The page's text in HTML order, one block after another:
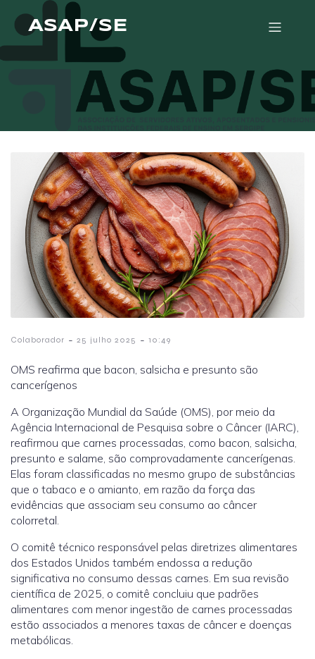
ASAP/SE
Colaborador - 25 julho 2025 - 10:49
OMS reafirma que bacon, salsicha e presunto são
cancerígenos
A Organização Mundial da Saúde (OMS), por meio da
Agência Internacional de Pesquisa sobre o Câncer (IARC),
reafirmou que carnes processadas, como bacon, salsicha,
presunto e salame, são comprovadamente cancerígenas.
Elas foram classificadas no mesmo grupo de substâncias
que o tabaco e o amianto, em razão da força das
evidências que associam seu consumo ao câncer
colorretal.
O comitê técnico responsável pelas diretrizes alimentares
dos Estados Unidos também endossa a redução
significativa no consumo dessas carnes. Em sua revisão
científica de 2025, o comitê concluiu que padrões
alimentares com menor ingestão de carnes processadas
estão associados a menores taxas de câncer e doenças
metabólicas.